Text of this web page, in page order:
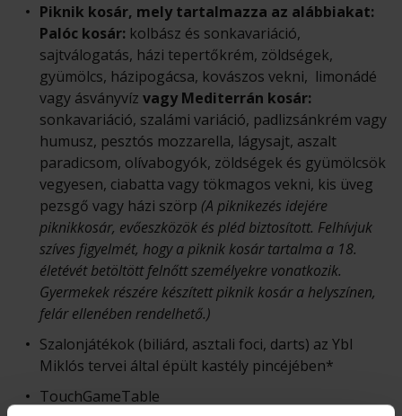
Piknik kosár, mely tartalmazza az alábbiakat:
Palóc kosár: kolbász és sonkavariáció,
sajtválogatás, házi tepertőkrém, zöldségek,
gyümölcs, házipogácsa, kovászos vekni, limonádé
vagy ásványvíz vagy Mediterrán kosár:
sonkavariáció, szalámi variáció, padlizsánkrém vagy
humusz, pesztós mozzarella, lágysajt, aszalt
paradicsom, olívabogyók, zöldségek és gyümölcsök
vegyesen, ciabatta vagy tökmagos vekni, kis üveg
pezsgő vagy házi szörp (A piknikezés idejére
piknikkosár, evőeszközök és pléd biztosított. Felhívjuk
szíves figyelmét, hogy a piknik kosár tartalma a 18.
életévét betöltött felnőtt személyekre vonatkozik.
Gyermekek részére készített piknik kosár a helyszínen,
felár ellenében rendelhető.)
Szalonjátékok (biliárd, asztali foci, darts) az Ybl
Miklós tervei által épült kastély pincéjében*
TouchGameTable